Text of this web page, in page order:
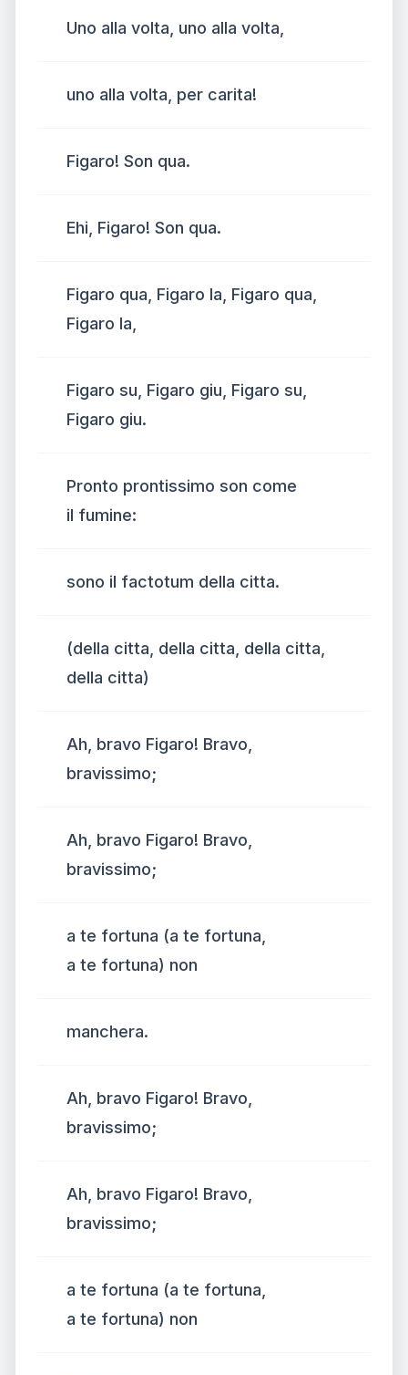
Uno alla volta, uno alla volta,
uno alla volta, per carita!
Figaro! Son qua.
Ehi, Figaro! Son qua.
Figaro qua, Figaro la, Figaro qua,
Figaro la,
Figaro su, Figaro giu, Figaro su,
Figaro giu.
Pronto prontissimo son come
il fumine:
sono il factotum della citta.
(della citta, della citta, della citta,
della citta)
Ah, bravo Figaro! Bravo,
bravissimo;
Ah, bravo Figaro! Bravo,
bravissimo;
a te fortuna (a te fortuna,
a te fortuna) non
manchera.
Ah, bravo Figaro! Bravo,
bravissimo;
Ah, bravo Figaro! Bravo,
bravissimo;
a te fortuna (a te fortuna,
a te fortuna) non